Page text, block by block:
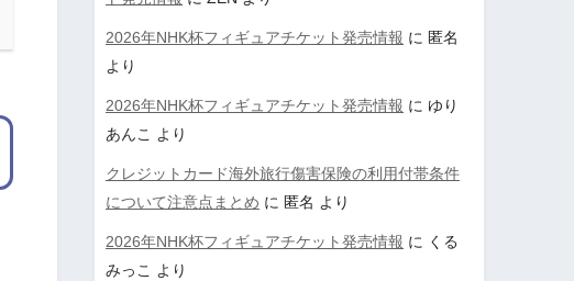
2026年NHK杯フィギュアチケット発売情報 に 匿名
より
2026年NHK杯フィギュアチケット発売情報 に ゆり
あんこ より
クレジットカード海外旅行傷害保険の利用付帯条件
について注意点まとめ に 匿名 より
2026年NHK杯フィギュアチケット発売情報 に くる
みっこ より